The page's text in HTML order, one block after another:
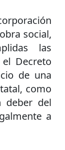
social,
las
Decreto
de una
como
deber del
a